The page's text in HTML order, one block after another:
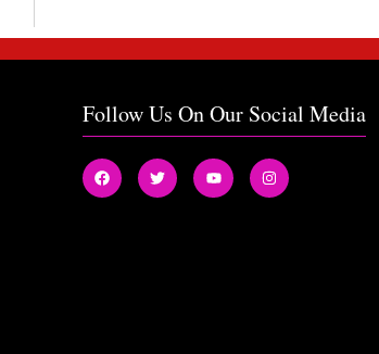
Follow Us On Our Social Media